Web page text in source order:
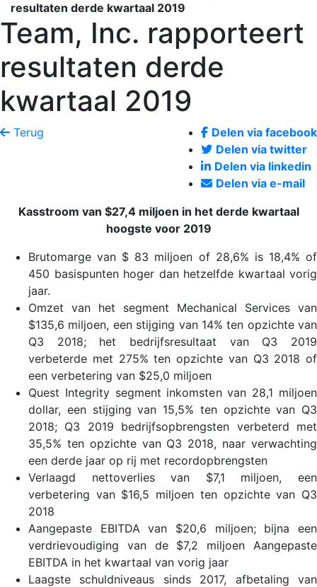
resultaten derde kwartaal 2019
Team, Inc. rapporteert
resultaten derde
kwartaal 2019
Terug
Delen via facebook
Delen via twitter
Delen via linkedin
Delen via e-mail
Kasstroom van $27,4 miljoen in het derde kwartaal
hoogste voor 2019
Brutomarge van $ 83 miljoen of 28,6% is 18,4% of
450 basispunten hoger dan hetzelfde kwartaal vorig
jaar.
Omzet van het segment Mechanical Services van
$135,6 miljoen, een stijging van 14% ten opzichte van
Q3 2018; het bedrijfsresultaat van Q3 2019
verbeterde met 275% ten opzichte van Q3 2018 of
een verbetering van $25,0 miljoen
Quest Integrity segment inkomsten van 28,1 miljoen
dollar, een stijging van 15,5% ten opzichte van Q3
2018; Q3 2019 bedrijfsopbrengsten verbeterd met
35,5% ten opzichte van Q3 2018, naar verwachting
een derde jaar op rij met recordopbrengsten
Verlaagd nettoverlies van $7,1 miljoen, een
verbetering van $16,5 miljoen ten opzichte van Q3
2018
Aangepaste EBITDA van $20,6 miljoen; bijna een
verdrievoudiging van de $7,2 miljoen Aangepaste
EBITDA in het kwartaal van vorig jaar
Laagste schuldniveaus sinds 2017, afbetaling van